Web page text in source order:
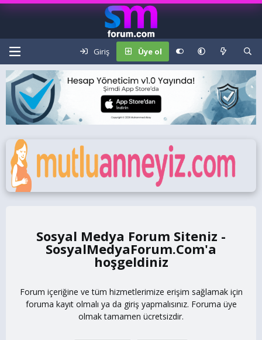
Giriş Üye ol
Sosyal Medya Forum Siteniz -
SosyalMedyaForum.Com
Forum içeriğine ve tüm hizmetlerimize erişim sağlamak için
foruma kayıt olmalı ya da giriş yapmalısınız. Foruma üye
olmak tamamen ücretsizdir.